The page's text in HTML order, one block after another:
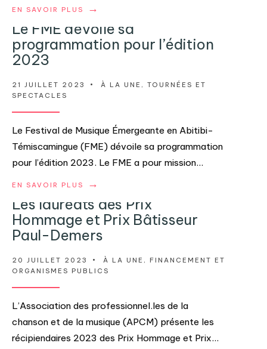
EN SAVOIR PLUS →
Le FME dévoile sa
programmation pour l’édition
2023
21 JUILLET 2023 • À LA UNE , TOURNÉES ET
SPECTACLES
Le Festival de Musique Émergeante en Abitibi-
Témiscamingue (FME) dévoile sa programmation
pour l’édition 2023. Le FME a pour mission...
EN SAVOIR PLUS →
Les lauréats des Prix
Hommage et Prix Bâtisseur
Paul-Demers
20 JUILLET 2023 • À LA UNE , FINANCEMENT ET
ORGANISMES PUBLICS
L’Association des professionnel.les de la
chanson et de la musique (APCM) présente les
récipiendaires 2023 des Prix Hommage et Prix...